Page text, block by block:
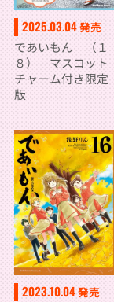
2025.03.04発売
であいもん （１
８） マスコット
チャーム付き限定
版
2023.10.04発売